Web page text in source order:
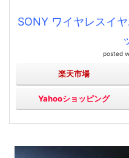
SONY ワイヤレスイ
posted
楽天市場
Yahooショッピング